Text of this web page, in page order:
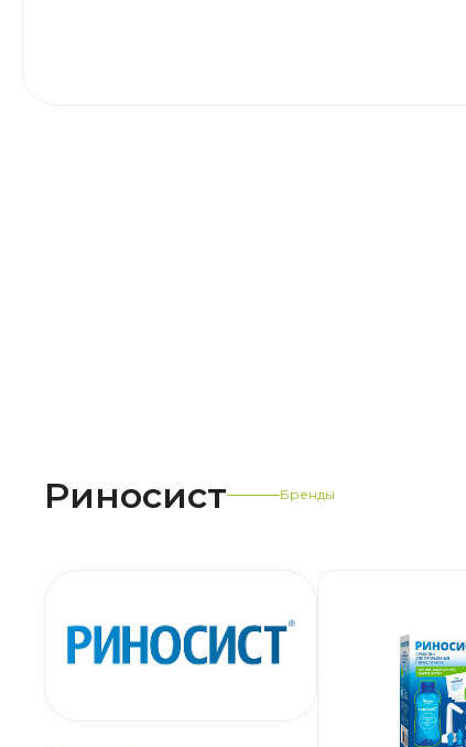
Риносист Бренды